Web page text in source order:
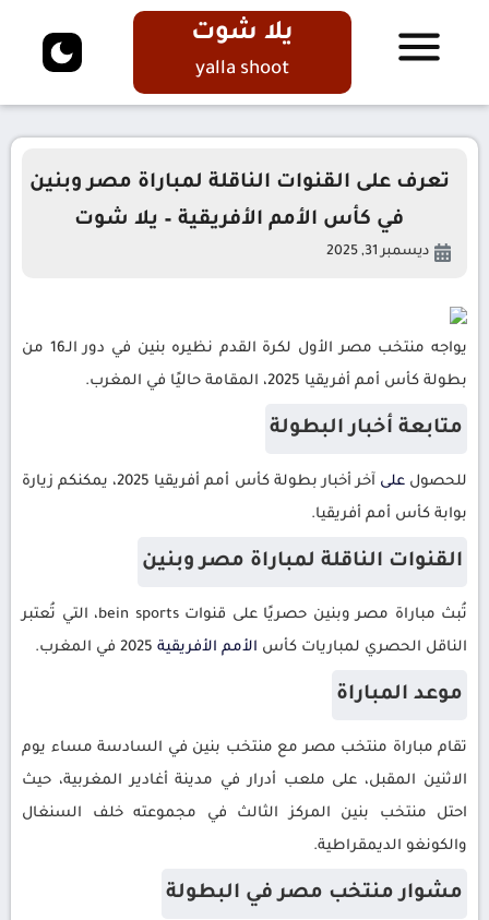
يلا شوت
yalla shoot
تعرف على القنوات الناقلة لمباراة مصر وبنين
في كأس الأمم الأفريقية – يلا شوت
ديسمبر 31, 2025
يواجه منتخب مصر الأول لكرة القدم نظيره بنين في دور الـ16 من
بطولة كأس أمم أفريقيا 2025، المقامة حاليًا في المغرب.
متابعة أخبار البطولة
للحصولعلى
آخر أخبار بطولة كأس أمم أفريقيا 2025، يمكنكم زيارة
بوابة كأس أمم أفريقيا.
القنوات الناقلة لمباراة مصر وبنين
تُبث مباراة مصر وبنين حصريًا على قنوات bein sports، التي تُعتبر
الناقل الحصري لمباريات كأس الأمم الأفريقية
موعد المباراة
تقام مباراة منتخب مصر مع منتخب بنين في السادسة مساء يوم
الاثنين المقبل، على ملعب أدرار في مدينة أغادير المغربية، حيث
احتل منتخب بنين المركز الثالث في مجموعته خلف السنغال
والكونغو الديمقراطية.
مشوار منتخب مصر في البطولة